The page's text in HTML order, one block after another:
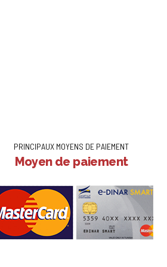
PRINCIPAUX MOYENS DE PAIEMENT
Moyen de paiement